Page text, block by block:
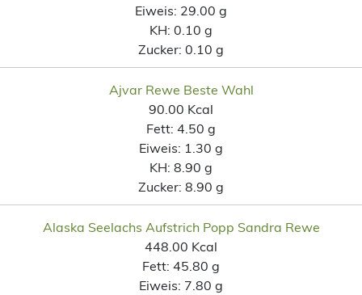
Eiweis: 29.00 g
KH: 0.10 g
Zucker: 0.10 g
Ajvar Rewe Beste Wahl
90.00 Kcal
Fett: 4.50 g
Eiweis: 1.30 g
KH: 8.90 g
Zucker: 8.90 g
Alaska Seelachs Aufstrich Popp Sandra Rewe
448.00 Kcal
Fett: 45.80 g
Eiweis: 7.80 g